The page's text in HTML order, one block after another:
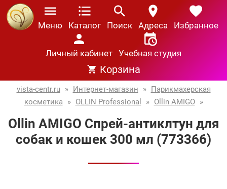
Меню Каталог Поиск Адреса Избранное
Личный кабинет Учебная студия
Корзина
vista-centr.ru » Интернет-магазин » Парикмахерская
косметика » OLLIN Professional » Ollin AMIGO »
Ollin AMIGO Спрей-антиклтун для
собак и кошек 300 мл (773366)